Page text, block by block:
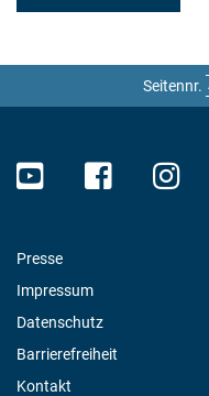
Seitennr.
Presse
Impressum
Datenschutz
Barrierefreiheit
Kontakt